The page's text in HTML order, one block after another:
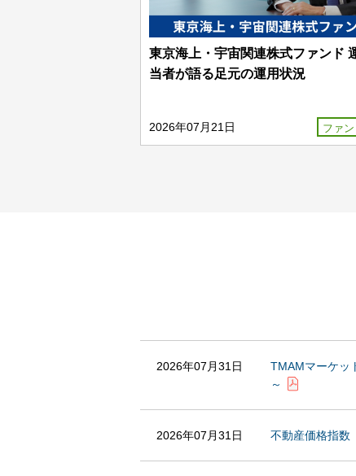
東京海上・宇宙関連株式ファンド
当者が語る足元の運用状況
2026年07月21日 ファ
2026年07月31日
TMAMマーケッ
～
2026年07月31日 不動産価格指数